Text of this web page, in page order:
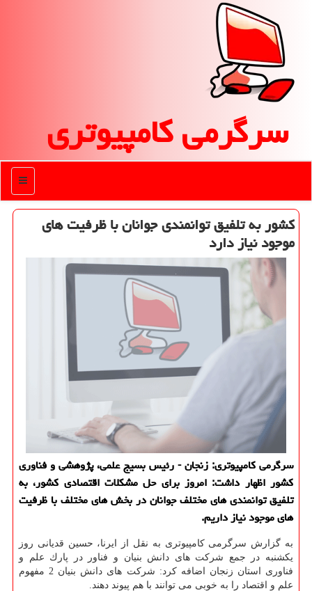
سرگرمی كامپیوتری
منو
كشور به تلفیق توانمندی جوانان با ظرفیت های
موجود نیاز دارد
سرگرمی كامپیوتری: زنجان - رئیس بسیج علمی، پژوهشی و فناوری
كشور اظهار داشت: امروز برای حل مشكلات اقتصادی كشور، به
تلفیق توانمندی های مختلف جوانان در بخش های مختلف با ظرفیت
های موجود نیاز داریم.
به گزارش سرگرمی كامپیوتری به نقل از ایرنا، حسین قدیانی روز
یكشنبه در جمع شركت های دانش بنیان و فناور در پارك علم و
فناوری استان زنجان اضافه كرد: شركت های دانش بنیان 2 مفهوم
علم و اقتصاد را به خوبی می توانند با هم پیوند دهند.